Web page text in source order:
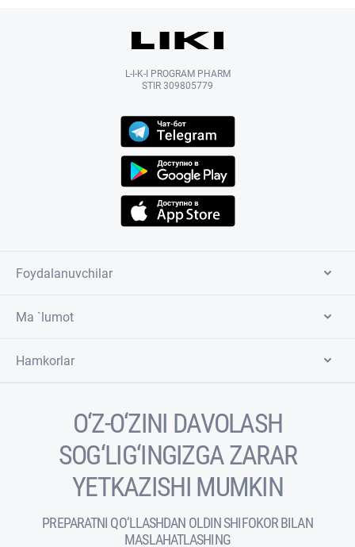
L-I-K-I PROGRAM PHARM
STIR 309805779
Foydalanuvchilar
Ma `lumot
Hamkorlar
O‘Z-O‘ZINI DAVOLASH
SOG‘LIG‘INGIZGA ZARAR
YETKAZISHI MUMKIN
PREPARATNI QO‘LLASHDAN OLDIN SHIFOKOR BILAN
MASLAHATLASHING